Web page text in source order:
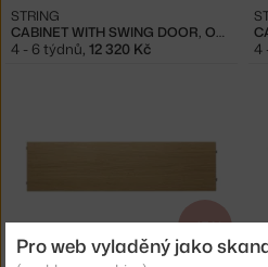
CABINET WITH SWING DOOR, OAK
STRING
4 - 6 týdnů, 12 320 Kč 4
−15 %
Pro web vyladěný jako